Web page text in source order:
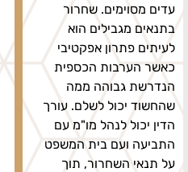
מסוימים. שחרור
מגבילים הוא
פתרון אפקטיבי
הערבות הכספית
גבוהה ממה
יכול לשלם. עורך
יכול לנהל מו"מ עם
ועם בית המשפט
תנאי השחרור, תוך